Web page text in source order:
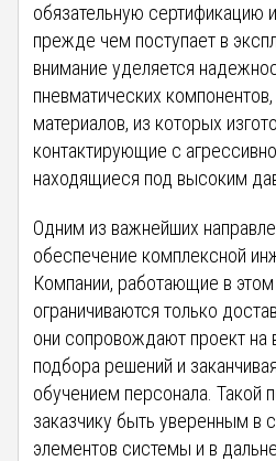
обязательную сертификацию
прежде чем поступает в
внимание уделяется
пневматических
материалов, из которых
контактирующие с
находящиеся под высоким
Одним из важнейших
обеспечение комплексной
Компании, работающие в этом
ограничиваются только
они сопровождают проект на
подбора решений и
обучением персонала. Такой
заказчику быть уверенным в
элементов системы и в